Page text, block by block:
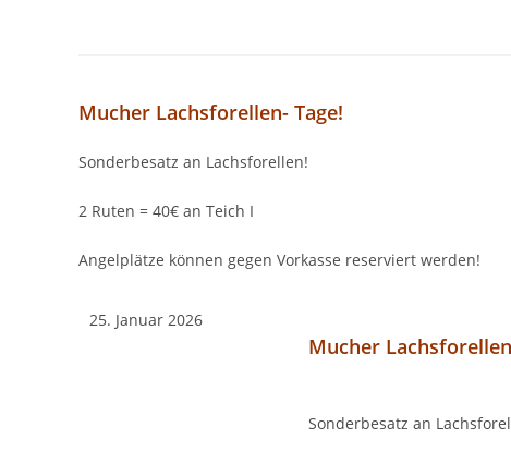
Mucher Lachsforellen- Tage!
Sonderbesatz an Lachsforellen!
2 Ruten = 40€ an Teich I
Angelplätze können gegen Vorkasse reserviert werden!
25. Januar 2026
Mucher
Sonderbesatz an